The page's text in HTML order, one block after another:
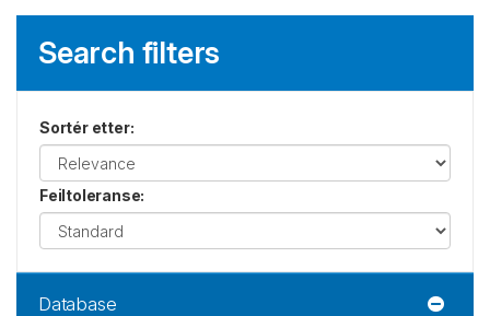
Search filters
Sortér etter:
Feiltoleranse:
Database